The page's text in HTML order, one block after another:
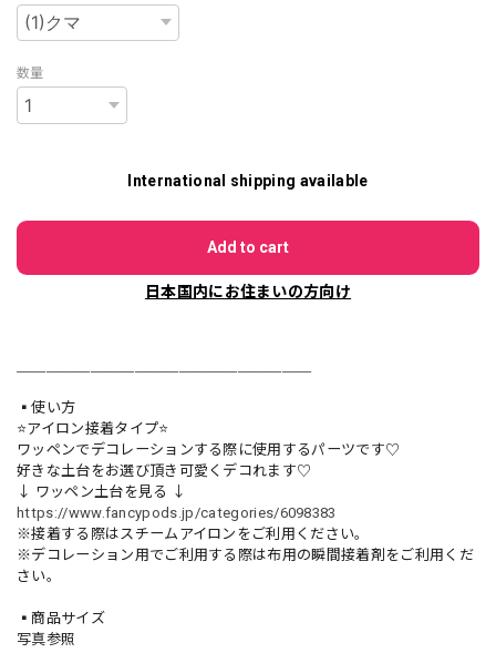
数量
International shipping available
Add to cart
日本国内にお住まいの方向け
▪️使い方
⭐️アイロン接着タイプ⭐️
ワッペンでデコレーションする際に使用するパーツです♡
好きな土台をお選び頂き可愛くデコれます♡
↓ ワッペン土台を見る ↓
https://www.fancypods.jp/categories/6098383
※接着する際はスチームアイロンをご利用ください。
※デコレーション用でご利用する際は布用の瞬間接着剤をご利用くだ
さい。
▪️商品サイズ
写真参照